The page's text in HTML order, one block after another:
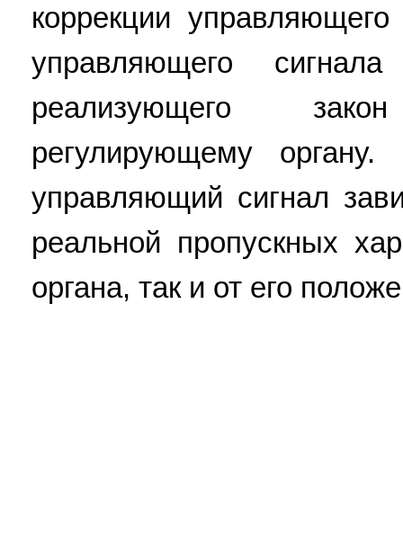
коррекции
управляющего
реализующего
регулирующему
управляющий сигнал
реальной пропускных
органа, так и от его